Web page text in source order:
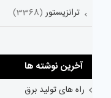
ترانزیستور (3368)
آخرین نوشته ها
راه های تولید برق